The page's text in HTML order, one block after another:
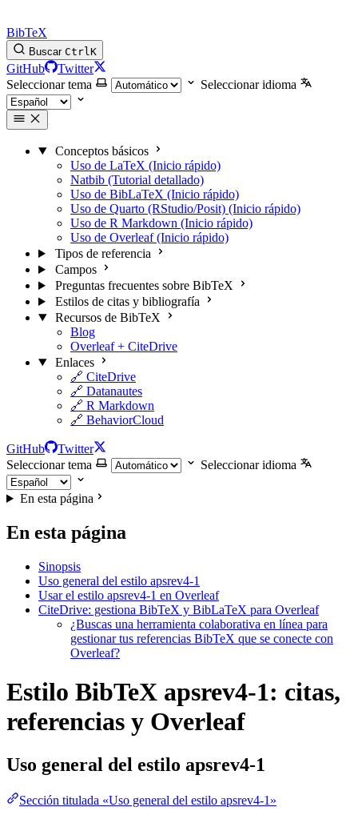
BibTeX
Buscar CtrlK
GitHub
Twitter
Seleccionar tema
Seleccionar idioma
Conceptos básicos
Uso de LaTeX (Inicio rápido)
Natbib (Tutorial detallado)
Uso de BibLaTeX (Inicio rápido)
Uso de Quarto (RStudio/Posit) (Inicio rápido)
Uso de R Markdown (Inicio rápido)
Uso de Overleaf (Inicio rápido)
Tipos de referencia
Campos
Preguntas frecuentes sobre BibTeX
Estilos de citas y bibliografía
Recursos de BibTeX
Blog
Overleaf + CiteDrive
Enlaces
🔗 CiteDrive
🔗 Datanautes
🔗 R Markdown
🔗 BehaviorCloud
GitHub
Twitter
Seleccionar tema
Seleccionar idioma
En esta página
En esta página
Sinopsis
Uso general del estilo apsrev4-1
Usar el estilo apsrev4-1 en Overleaf
CiteDrive: gestiona BibTeX y BibLaTeX para Overleaf
¿Buscas una herramienta colaborativa en línea para
gestionar tus referencias BibTeX que se conecte con
Overleaf?
Estilo BibTeX apsrev4-1: citas,
referencias y Overleaf
Uso general del estilo apsrev4-1
Sección titulada «Uso general del estilo apsrev4-1»